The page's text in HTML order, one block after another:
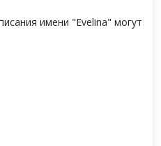
имени "Evelina" могут